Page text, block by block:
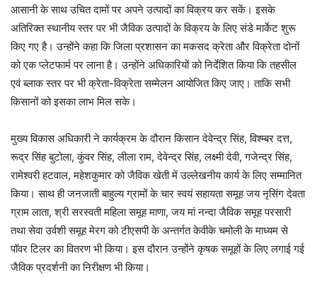
आसानी के साथ उचित दामों पर अपने उत्पादों का विक्रय कर सकें। इसके
अतिरिक्त स्थानीय स्तर पर भी जैविक उत्पादों के विक्रय के लिए संडे मार्केट शुरू
किए गए है। उन्होंने कहा कि जिला प्रशासन का मकसद क्रेता और विक्रेता दोनों
को एक प्लेटफार्म पर लाना है। उन्होंने अधिकारियों को निर्देशित किया कि तहसील
एवं ब्लाक स्तर पर भी क्रेता-विक्रेता सम्मेलन आयोजित किए जाए। ताकि सभी
किसानों को इसका लाभ मिल सके।
मुख्य विकास अधिकारी ने कार्यक्रम के दौरान किसान देवेन्द्र सिंह, विश्म्बर दत्त,
रूद्र सिंह बुटोला, कुंवर सिंह, लीला राम, देवेन्द्र सिंह, लक्ष्मी देवी, गजेन्द्र सिंह,
रामेश्वरी हटवाल, महेशकुमार को जैविक खेती में उल्लेखनीय कार्य के लिए सम्मानित
किया। साथ ही जनजाती बाहुल्य ग्रामों के चार स्वयं सहायता समूह जय नृसिंग देवता
ग्राम लाता, श्री सरस्वती महिला समूह माणा, जय मां नन्दा जैविक समूह परसारी
तथा सेवा उर्वशी समूह मेरग को टीएसपी के अन्तर्गत केवीके चमोली के माध्यम से
पॉवर टिलर का वितरण भी किया। इस दौरान उन्होंने कृषक समूहों के लिए लगाई गई
जैविक प्रदर्शनी का निरीक्षण भी किया।